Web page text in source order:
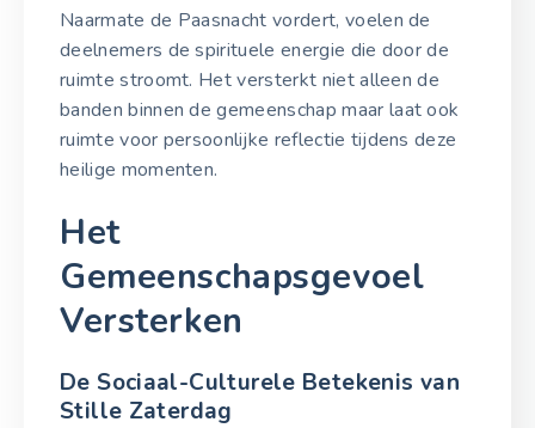
Naarmate de Paasnacht vordert, voelen de
deelnemers de spirituele energie die door de
ruimte stroomt. Het versterkt niet alleen de
banden binnen de gemeenschap maar laat ook
ruimte voor persoonlijke reflectie tijdens deze
heilige momenten.
Het
Gemeenschapsgevoel
Versterken
De Sociaal-Culturele Betekenis van
Stille Zaterdag